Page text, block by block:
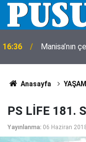
16:36 Manisa’nın
Anasayfa YAŞAM
PS LİFE 181.
Yayınlanma: 06 Haziran